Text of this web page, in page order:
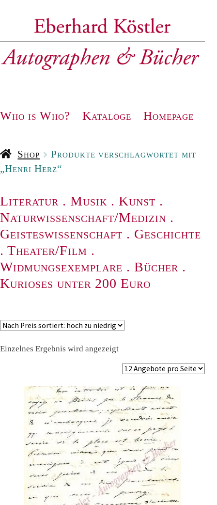
Navigation
Who is Who? Kataloge Homepage
Shop
Produkte verschlagwortet mit
„Henri Herz“
Literatur . Musik . Kunst .
Naturwissenschaft/Medizin .
Geisteswissenschaft . Geschichte
. Theater/Film .
Widmungsexemplare . Bücher .
Kurioses unter 200 Euro
Einzelnes Ergebnis wird angezeigt